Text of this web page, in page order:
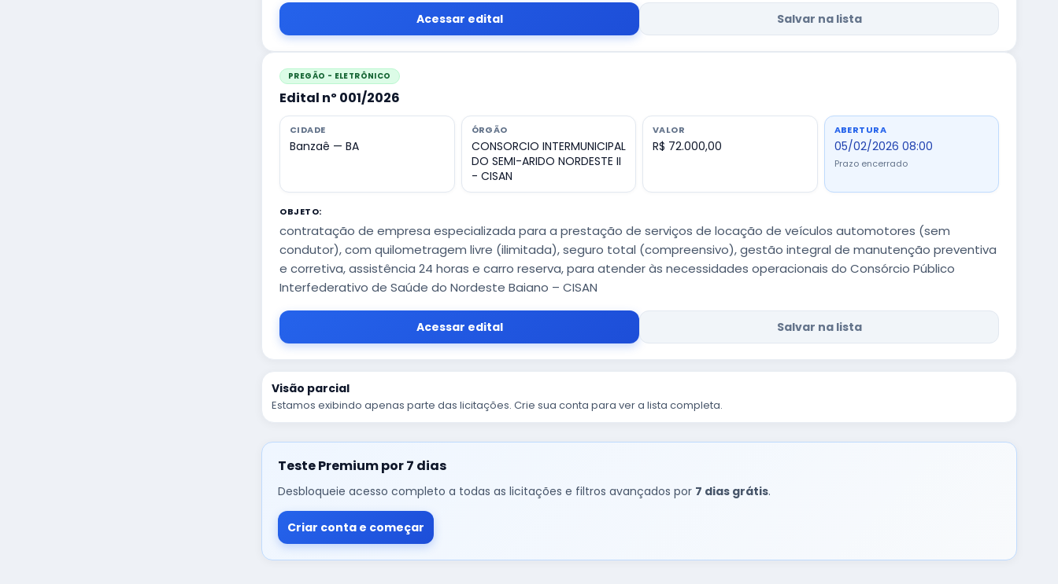
Acessar edital Salvar na lista
PREGÃO - ELETRÔNICO
Edital nº 001/2026
CIDADE
Banzaê — BA
ÓRGÃO
CONSORCIO INTERMUNICIPAL
DO SEMI-ARIDO NORDESTE II
- CISAN
VALOR
R$ 72.000,00
ABERTURA
05/02/2026 08:00
Prazo encerrado
OBJETO:
contratação de empresa especializada para a prestação de serviços de locação de veículos automotores (sem
condutor), com quilometragem livre (ilimitada), seguro total (compreensivo), gestão integral de manutenção preventiva
e corretiva, assistência 24 horas e carro reserva, para atender às necessidades operacionais do Consórcio Público
Interfederativo de Saúde do Nordeste Baiano – CISAN
Acessar edital Salvar na lista
Visão parcial
Estamos exibindo apenas parte das licitações. Crie sua conta para ver a lista completa.
Teste Premium por 7 dias
Desbloqueie acesso completo a todas as licitações e filtros avançados por 7 dias grátis.
Criar conta e começar